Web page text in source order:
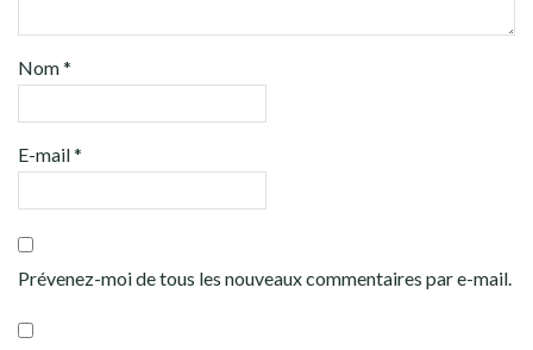
Nom*
E-mail*
Prévenez-moi de tous les nouveaux commentaires par e-mail.